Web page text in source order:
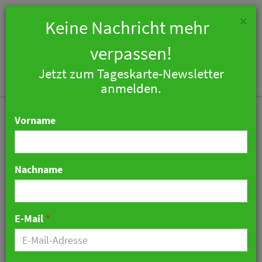
Steigenberger Hotel
Europäischer Hof geht in
Baden-Baden auf die
Zielgerade
×
Keine Nachricht mehr
verpassen!
Jetzt zum Tageskarte-Newsletter
anmelden.
Vorname
Nachname
E-Mail *